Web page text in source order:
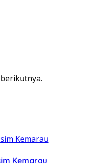
Kemarau